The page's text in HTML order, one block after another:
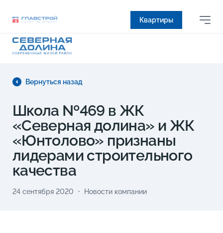
Квартиры
Вернуться назад
Школа №469 в ЖК
«Северная долина» и ЖК
«Юнтолово» признаны
лидерами строительного
качества
24 сентября 2020 Новости компании